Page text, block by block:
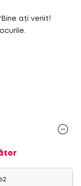
ați venit!